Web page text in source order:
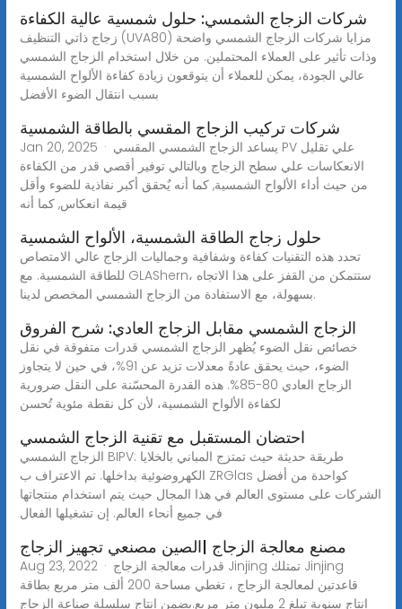
شركات الزجاج الشمسي: حلول شمسية عالية الكفاءة
زجاج ذاتي التنظيف (UVA80) مزايا شركات الزجاج الشمسي واضحة
وذات تأثير على العملاء المحتملين. من خلال استخدام الزجاج الشمسي
عالي الجودة، يمكن للعملاء أن يتوقعون زيادة كفاءة الألواح الشمسية
بسبب انتقال الضوء الأفضل
شركات تركيب الزجاج المقسي بالطاقة الشمسية
Jan 20, 2025 · يساعد الزجاج الشمسي المقسي PV علي تقليل
الانعكاسات علي سطح الزجاج وبالتالي توفير أقصي قدر من الكفاءة
من حيث أداء الألواح الشمسية, كما أنه يٌحقق أكبر نفاذية للضوء وأقل
قيمة انعكاس, كما أنه
حلول زجاج الطاقة الشمسية، الألواح الشمسية
تحدد هذه التقنيات كفاءة وشفافية وجماليات الزجاج عالي الامتصاص
للطاقة الشمسية. مع GLAShern، ستتمكن من القفز على هذا الاتجاه
بسهولة، مع الاستفادة من الزجاج الشمسي المخصص لدينا.
الزجاج الشمسي مقابل الزجاج العادي: شرح الفروق
خصائص نقل الضوء يُظهر الزجاج الشمسي قدرات متفوقة في نقل
الضوء، حيث يحقق عادةً معدلات تزيد عن 91%، في حين لا يتجاوز
الزجاج العادي 80-85%. هذه القدرة المحسّنة على النقل ضرورية
لكفاءة الألواح الشمسية، لأن كل نقطة مئوية تُحسن
احتضان المستقبل مع تقنية الزجاج الشمسي
الزجاج الشمسي BIPV: طريقة حديثة حيث تمتزج المباني بالخلايا
الكهروضوئية بداخلها. تم الاعتراف ب ZRGlas كواحدة من أفضل
الشركات على مستوى العالم في هذا المجال حيث يتم استخدام منتجاتها
في جميع أنحاء العالم. إن تشغيلها الفعال
مصنع معالجة الزجاج |الصين مصنعي تجهيز الزجاج
Aug 23, 2022 · قدرات معالجة الزجاج Jinjing تمتلك Jinjing
قاعدتين لمعالجة الزجاج ، تغطي مساحة 200 ألف متر مربع بطاقة
إنتاج سنوية تبلغ 2 مليون متر مربع.يضمن إنتاج سلسلة صناعة الزجاج